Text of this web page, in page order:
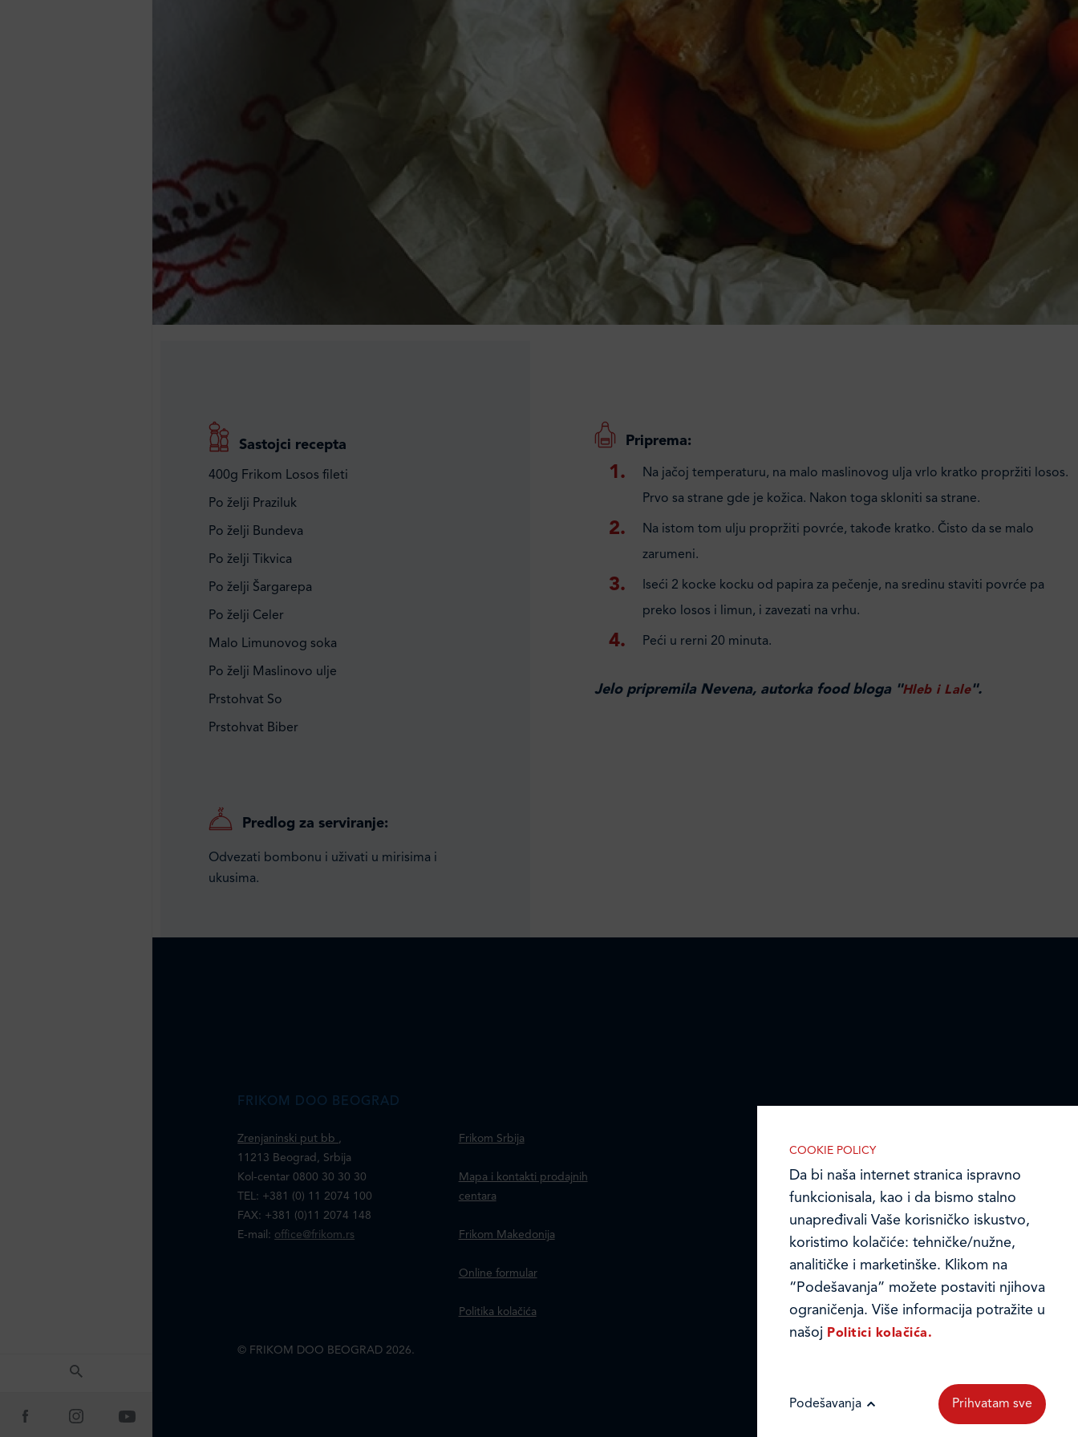
Sastojci recepta
400g Frikom Losos fileti
Po želji Praziluk
Po želji Bundeva
Po želji Tikvica
Po želji Šargarepa
Po želji Celer
Malo Limunovog soka
Po želji Maslinovo ulje
Prstohvat So
Prstohvat Biber
Predlog za serviranje:
Odvezati bombonu i uživati u mirisima i
ukusima.
Priprema:
Na jačoj temperaturu, na malo maslinovog ulja vrlo kratko propržiti losos.
Prvo sa strane gde je kožica. Nakon toga skloniti sa strane.
Na istom tom ulju propržiti povrće, takođe kratko. Čisto da se malo
zarumeni.
Iseći 2 kocke kocku od papira za pečenje, na sredinu staviti povrće pa
preko losos i limun, i zavezati na vrhu.
Peći u rerni 20 minuta.
Jelo pripremila Nevena, autorka food bloga "Hleb i Lale".
FRIKOM DOO BEOGRAD
Zrenjaninski put bb ,
11213 Beograd, Srbija
Kol-centar 0800 30 30 30
TEL: +381 (0) 11 2074 100
FAX: +381 (0)11 2074 148
E-mail: office@frikom.rs
Frikom Srbija
Mapa i kontakti prodajnih
centara
Frikom Makedonija
Online formular
Politika kolačića
© FRIKOM DOO BEOGRAD 2026.
COOKIE POLICY
Da bi naša internet stranica ispravno
funkcionisala, kao i da bismo stalno
unapređivali Vaše korisničko iskustvo,
koristimo kolačiće: tehničke/nužne,
analitičke i marketinške. Klikom na
“Podešavanja” možete postaviti njihova
ograničenja. Više informacija potražite u
našoj Politici kolačića.
IZABERITE KOLAČIĆE NA STRANICI
Omogućite ili onemogućite našoj
internet stranici upotrebu kolačića
opisanih u nastavku:
Podešavanja Prihvatam sve